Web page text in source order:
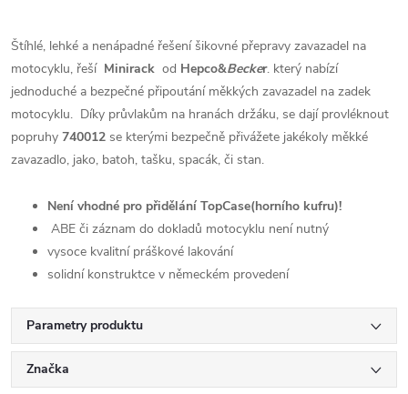
Štíhlé, lehké a nenápadné řešení šikovné přepravy zavazadel na
motocyklu, řeší Minirack od Hepco&Becker. který nabízí
jednoduché a bezpečné připoutání měkkých zavazadel na zadek
motocyklu. Díky průvlakům na hranách držáku, se dají provléknout
popruhy 740012 se kterými bezpečně přivážete jakékoly měkké
zavazadlo, jako, batoh, tašku, spacák, či stan.
Není vhodné pro přidělání TopCase(horního kufru)!
ABE či záznam do dokladů motocyklu není nutný
vysoce kvalitní práškové lakování
solidní konstruktce v německém provedení
Parametry produktu
Značka